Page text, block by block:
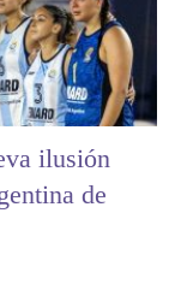
ilusión
de